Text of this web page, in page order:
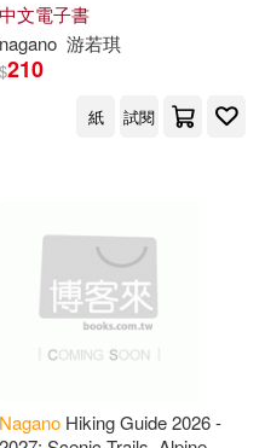
中文電子書
nagano 游若琪
$210
紙 試閱
Nagano Hiking Guide 2026 -